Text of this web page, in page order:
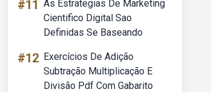
#11 As Estrategias De Marketing
Cientifico Digital Sao
Definidas Se Baseando
#12 Exercícios De Adição
Subtração Multiplicação E
Divisão Pdf Com Gabarito